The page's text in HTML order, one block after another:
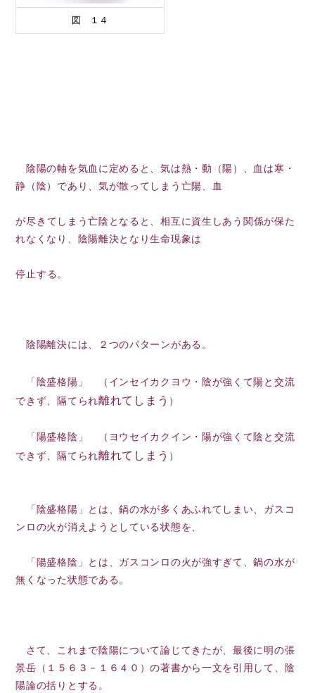
図 １４
陰陽の軸を気血に定めると、気は熱・動（陽）、血は寒・
静（陰）であり、気が散ってしまう亡陽、
血
が尽き てしまう亡陰となると、相互に資生しあう関係が保た
れなくなり、陰陽離決となり生命現象は
停止する。
陰陽離決には、２つのパターンがある。
「陰盛格陽」 （インセイカクヨウ・陰が強くて陽と交流
できず、隔てられ離れてしまう ）
「陽盛格陰」 （ヨウセイカクイン・陽が強くて陰と交流
できず、
隔てられ離れてしまう ）
「陰盛格陽」とは、鍋の水が多くあふれてしまい、ガスコ
ンロの火が消えようとしている状態を、
「陽盛格陰」とは、ガスコンロの火が強すぎて、鍋の水が
無くなった状態である。
さて、これまで陰陽について論じてきたが、最後に明の張
景岳（１５６３－１６４０）の著書から一文を引用して、陰
陽論の括りとする。